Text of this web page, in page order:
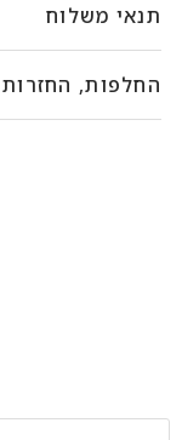
תנאי משלוח
החלפות, החזרות